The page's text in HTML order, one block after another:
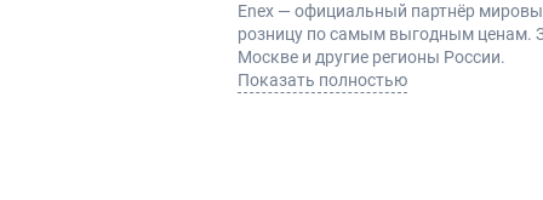
Enex — официальный партнёр
розницу по самым выгодным ценам.
Москве и другие регионы России.
Показать полностью